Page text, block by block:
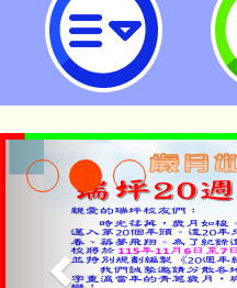
的教養選擇」
躍參加。-桃園